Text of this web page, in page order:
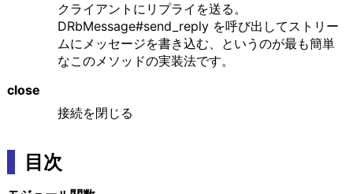
クライアントにリプライを送る。
DRbMessage#send_reply を呼び出してストリー
ムにメッセージを書き込む、というのが最も簡単
なこのメソッドの実装法です。
close
接続を閉じる
目次